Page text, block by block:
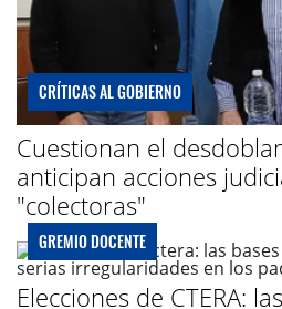
CRÍTICAS AL GOBIERNO
Cuestionan el
anticipan acciones
"colectoras"
GREMIO DOCENTE
Elecciones de CTERA: